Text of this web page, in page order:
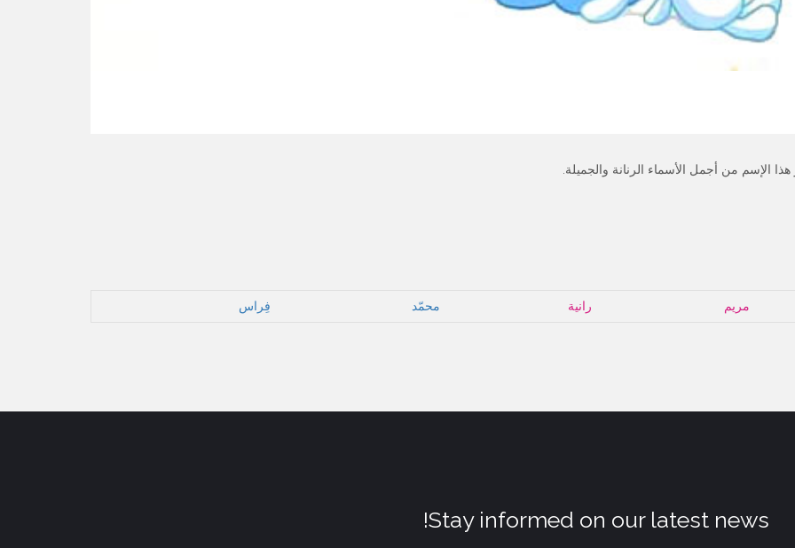
الإسم من أجمل الأسماء الرنانة والجميلة.
مريم رانية محمّد فِراس
Stay informed on our latest news!